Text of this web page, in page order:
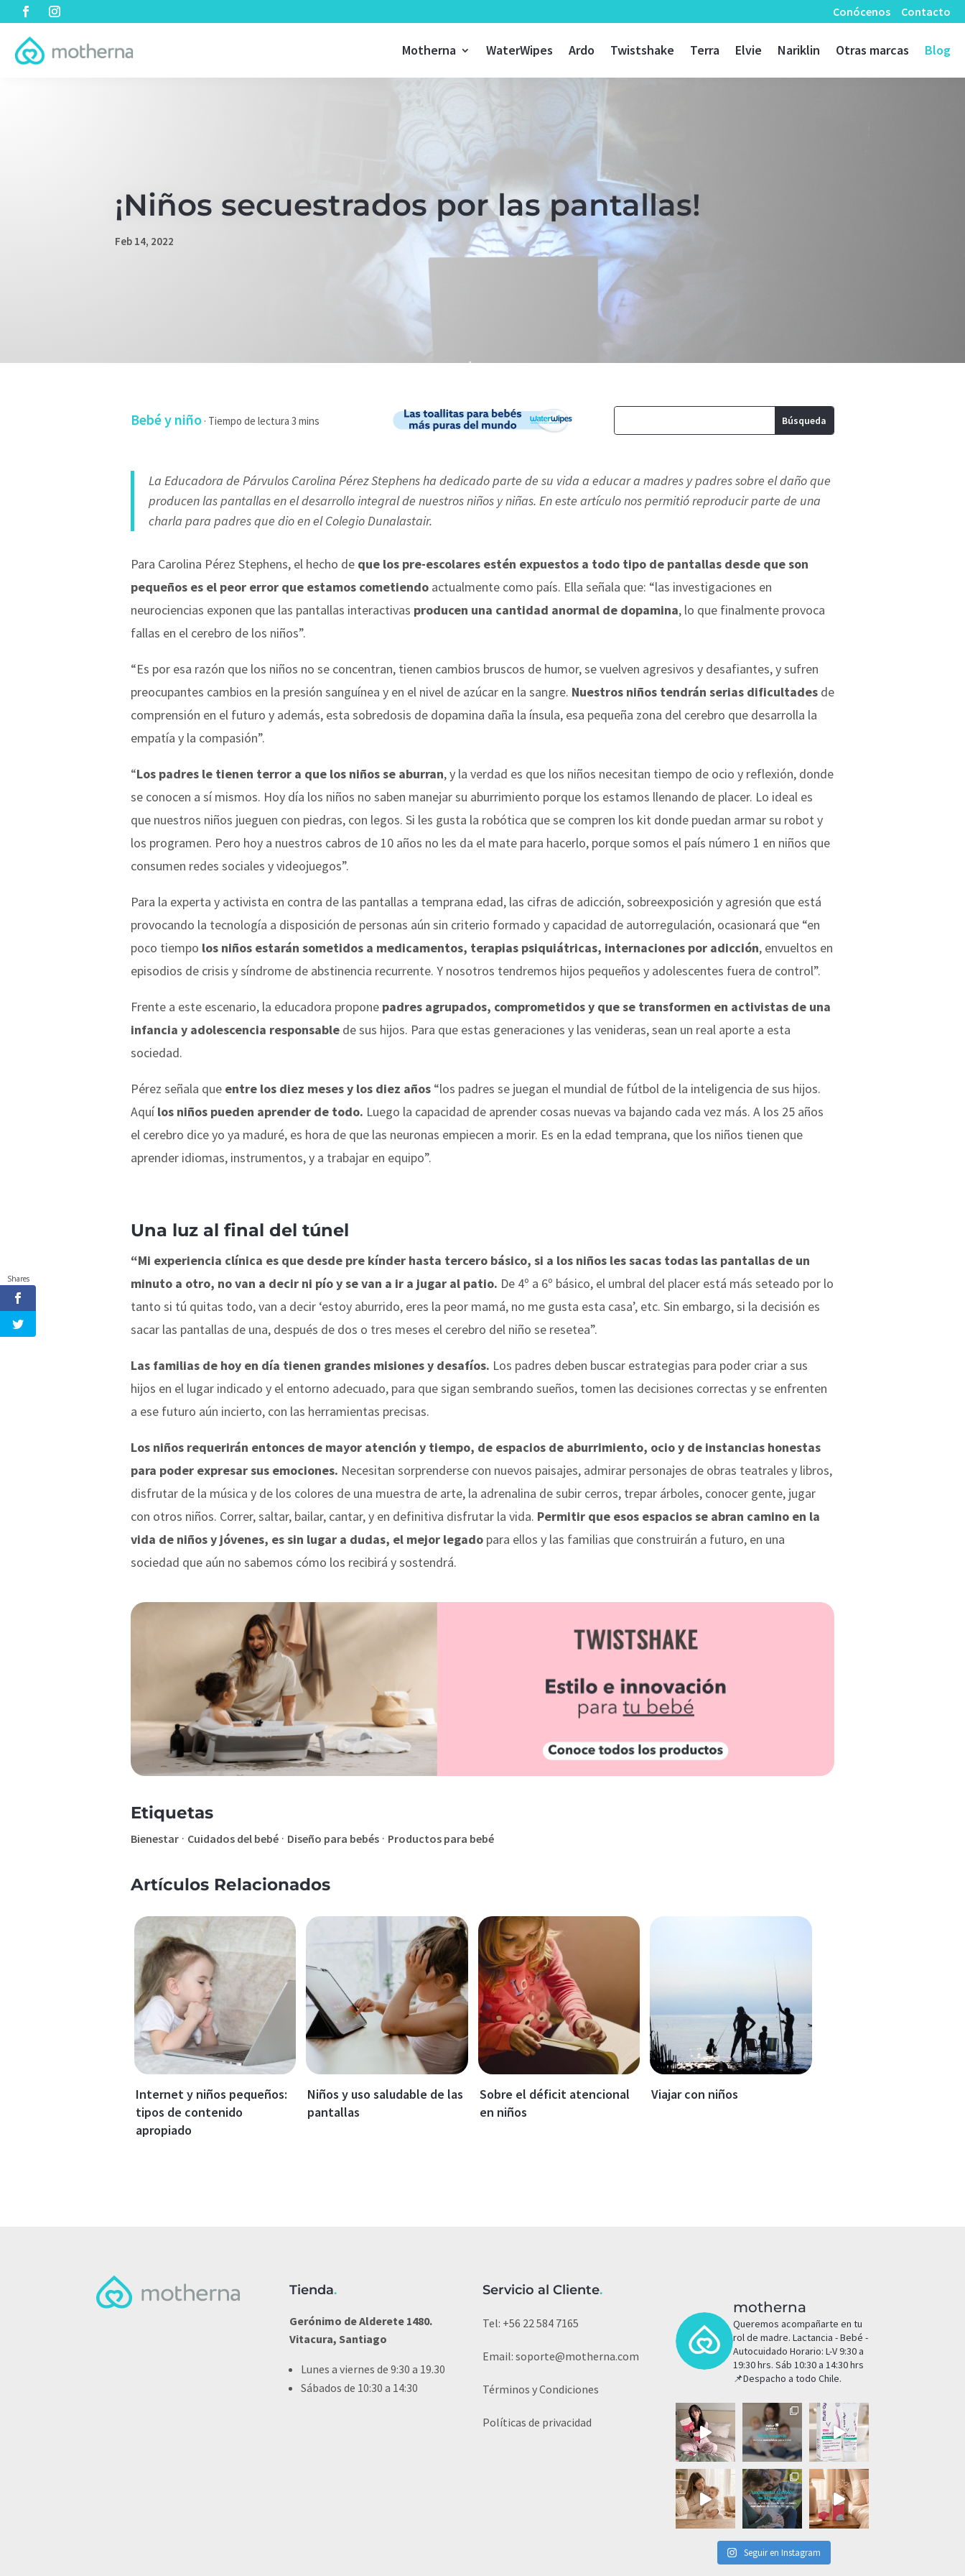
Conócenos Contacto
Motherna WaterWipes Ardo Twistshake Terra Elvie Nariklin Otras marcas Blog
¡Niños secuestrados por las pantallas!
Feb 14, 2022
Bebé y niño ·
La Educadora de Párvulos Carolina Pérez Stephens ha dedicado parte de su vida a educar a madres y padres sobre el daño que
producen las pantallas en el desarrollo integral de nuestros niños y niñas. En este artículo nos permitió reproducir parte de una
charla para padres que dio en el Colegio Dunalastair.
Para Carolina Pérez Stephens, el hecho de que los pre-escolares estén expuestos a todo tipo de pantallas desde que son
pequeños es el peor error que estamos cometiendo actualmente como país. Ella señala que: “las investigaciones en
neurociencias exponen que las pantallas interactivas producen una cantidad anormal de dopamina, lo que finalmente provoca
fallas en el cerebro de los niños”.
“Es por esa razón que los niños no se concentran, tienen cambios bruscos de humor, se vuelven agresivos y desafiantes, y sufren
preocupantes cambios en la presión sanguínea y en el nivel de azúcar en la sangre. Nuestros niños tendrán serias dificultades de
comprensión en el futuro y además, esta sobredosis de dopamina daña la ínsula, esa pequeña zona del cerebro que desarrolla la
empatía y la compasión”.
“Los padres le tienen terror a que los niños se aburran, y la verdad es que los niños necesitan tiempo de ocio y reflexión, donde
se conocen a sí mismos. Hoy día los niños no saben manejar su aburrimiento porque los estamos llenando de placer. Lo ideal es
que nuestros niños jueguen con piedras, con legos. Si les gusta la robótica que se compren los kit donde puedan armar su robot y
los programen. Pero hoy a nuestros cabros de 10 años no les da el mate para hacerlo, porque somos el país número 1 en niños que
consumen redes sociales y videojuegos”.
Para la experta y activista en contra de las pantallas a temprana edad, las cifras de adicción, sobreexposición y agresión que está
provocando la tecnología a disposición de personas aún sin criterio formado y capacidad de autorregulación, ocasionará que “en
poco tiempo los niños estarán sometidos a medicamentos, terapias psiquiátricas, internaciones por adicción, envueltos en
episodios de crisis y síndrome de abstinencia recurrente. Y nosotros tendremos hijos pequeños y adolescentes fuera de control”.
Frente a este escenario, la educadora propone padres agrupados, comprometidos y que se transformen en activistas de una
infancia y adolescencia responsable de sus hijos. Para que estas generaciones y las venideras, sean un real aporte a esta
sociedad.
Pérez señala que entre los diez meses y los diez años “los padres se juegan el mundial de fútbol de la inteligencia de sus hijos.
Aquílos niños pueden aprender de todo. Luego la capacidad de aprender cosas nuevas va bajando cada vez más. A los 25 años
el cerebro dice yo ya maduré, es hora de que las neuronas empiecen a morir. Es en la edad temprana, que los niños tienen que
aprender idiomas, instrumentos, y a trabajar en equipo”.
Una luz al final del túnel
“Mi experiencia clínica es que desde pre kínder hasta tercero básico, si a los niños les sacas todas las pantallas de un
minuto a otro, no van a decir ni pío y se van a ir a jugar al patio. De 4º a 6º básico, el umbral del placer está más seteado por lo
tanto si tú quitas todo, van a decir ‘estoy aburrido, eres la peor mamá, no me gusta esta casa’, etc. Sin embargo, si la decisión es
sacar las pantallas de una, después de dos o tres meses el cerebro del niño se resetea”.
Las familias de hoy en día tienen grandes misiones y desafíos. Los padres deben buscar estrategias para poder criar a sus
hijos en el lugar indicado y el entorno adecuado, para que sigan sembrando sueños, tomen las decisiones correctas y se enfrenten
a ese futuro aún incierto, con las herramientas precisas.
Los niños requerirán entonces de mayor atención y tiempo, de espacios de aburrimiento, ocio y de instancias honestas
para poder expresar sus emociones. Necesitan sorprenderse con nuevos paisajes, admirar personajes de obras teatrales y libros,
disfrutar de la música y de los colores de una muestra de arte, la adrenalina de subir cerros, trepar árboles, conocer gente, jugar
con otros niños. Correr, saltar, bailar, cantar, y en definitiva disfrutar la vida. Permitir que esos espacios se abran camino en la
vida de niños y jóvenes, es sin lugar a dudas, el mejor legado para ellos y las familias que construirán a futuro, en una
sociedad que aún no sabemos cómo los recibirá y sostendrá.
Etiquetas
Bienestar · Cuidados del bebé · Diseño para bebés · Productos para bebé
Artículos Relacionados
Internet y niños pequeños:
tipos de contenido
apropiado
Niños y uso saludable de las
pantallas
Sobre el déficit atencional
en niños
Viajar con niños
Tienda.
Gerónimo de Alderete 1480.
Vitacura, Santiago
Lunes a viernes de 9:30 a 19.30
Sábados de 10:30 a 14:30
Servicio al Cliente.
Tel: +56 22 584 7165
Email: soporte@motherna.com
Términos y Condiciones
Políticas de privacidad
motherna
Queremos acompañarte en tu
rol de madre. Lactancia - Bebé -
Autocuidado Horario: L-V 9:30 a
19:30 hrs. Sáb 10:30 a 14:30 hrs
📌Despacho a todo Chile.
Seguir en Instagram
Shares